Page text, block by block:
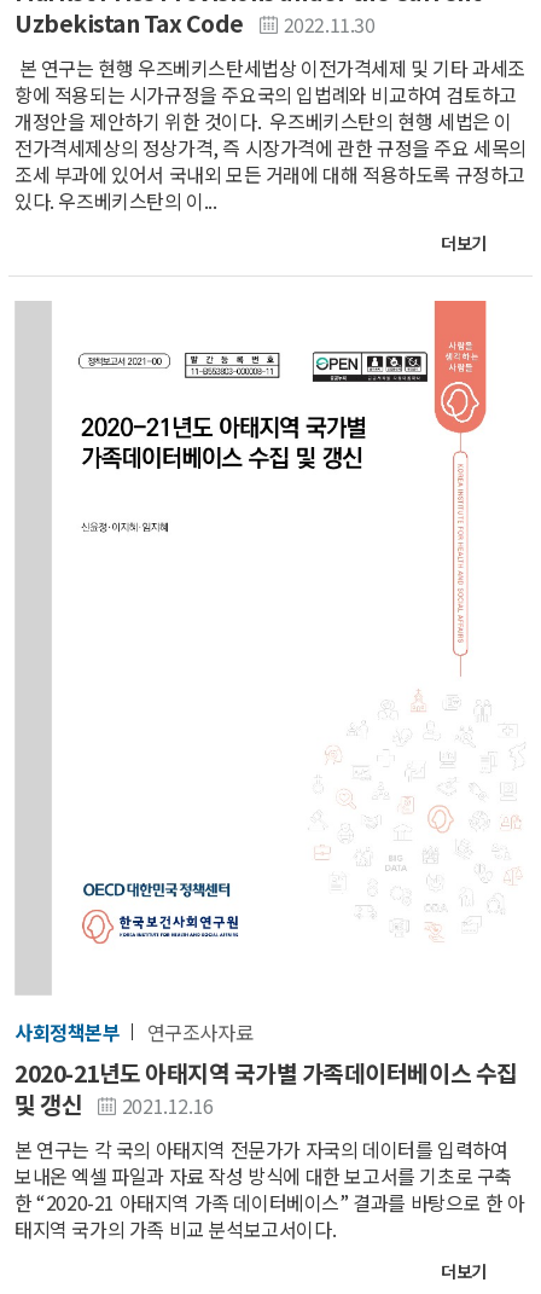
Uzbekistan Tax Code
2022.11.30
본 연구는 현행 우즈베키스탄세법상 이전가격세제 및 기타 과세조
항에 적용되는 시가규정을 주요국의 입법례와 비교하여 검토하고
개정안을 제안하기 위한 것이다. 우즈베키스탄의 현행 세법은 이
전가격세제상의 정상가격, 즉 시장가격에 관한 규정을 주요 세목의
조세 부과에 있어서 국내외 모든 거래에 대해 적용하도록 규정하고
있다. 우즈베키스탄의 이...
더보기
사회정책본부 연구조사자료
2020-21년도 아태지역 국가별 가족데이터베이스 수집
및 갱신
2021.12.16
본 연구는 각 국의 아태지역 전문가가 자국의 데이터를 입력하여
보내온 엑셀 파일과 자료 작성 방식에 대한 보고서를 기초로 구축
한 “2020-21 아태지역 가족 데이터베이스” 결과를 바탕으로 한 아
태지역 국가의 가족 비교 분석보고서이다.
더보기